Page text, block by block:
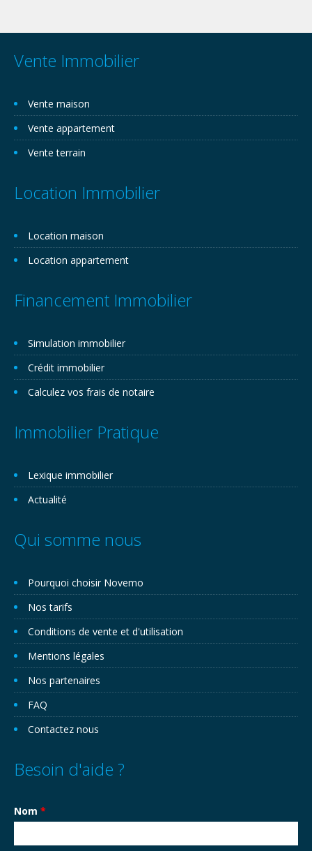
Vente Immobilier
Vente maison
Vente appartement
Vente terrain
Location Immobilier
Location maison
Location appartement
Financement Immobilier
Simulation immobilier
Crédit immobilier
Calculez vos frais de notaire
Immobilier Pratique
Lexique immobilier
Actualité
Qui somme nous
Pourquoi choisir Novemo
Nos tarifs
Conditions de vente et d'utilisation
Mentions légales
Nos partenaires
FAQ
Contactez nous
Besoin d'aide ?
Nom *